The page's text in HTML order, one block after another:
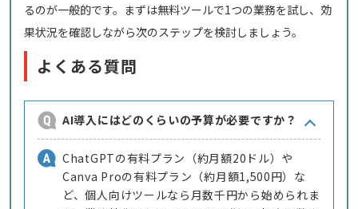
るのが一般的です。まずは無料ツールで1つの業務を試し、効
果状況を確認しながら次のステップを検討しましょう。
よくある質問
AI導入にはどのくらいの予算が必要ですか？
ChatGPTの有料プラン（約月額20ドル）や
Canva Proの有料プラン（約月額1,500円）な
ど、個人向けツールなら月数千円から始められま